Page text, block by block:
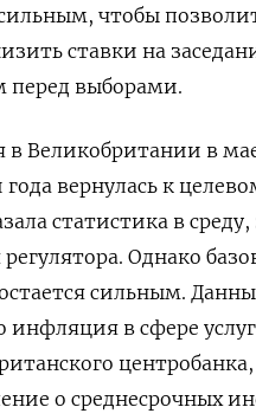
чтобы
ставки на
перед выборами.
Великобритании в
вернулась к
статистика в среду,
регулятора. Однако
сильным.
инфляция в сфере
о среднесрочных